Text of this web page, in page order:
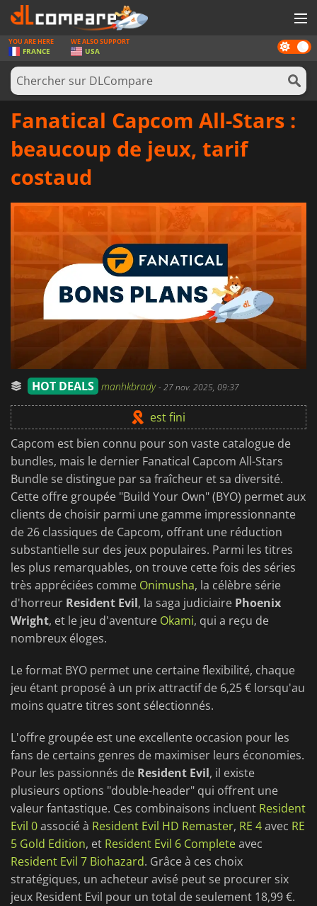
JEUX
CARTES PRÉPAYÉES
LOGICIELS
SE CONNECTER OU S'INSCRIRE
Dark
mode
YOU ARE HERE
FRANCE
WE ALSO SUPPORT
USA
Fanatical Capcom All-Stars :
beaucoup de jeux, tarif
costaud
HOT DEALS manhkbrady-27 nov. 2025, 09:37
est fini
Capcom est bien connu pour son vaste catalogue de
bundles, mais le dernier Fanatical Capcom All-Stars
Bundle se distingue par sa fraîcheur et sa diversité.
Cette offre groupée "Build Your Own" (BYO) permet aux
clients de choisir parmi une gamme impressionnante
de 26 classiques de Capcom, offrant une réduction
substantielle sur des jeux populaires. Parmi les titres
les plus remarquables, on trouve cette fois des séries
très appréciées comme Onimusha, la célèbre série
d'horreur Resident Evil, la saga judiciaire Phoenix
Wright, et le jeu d'aventure Okami, qui a reçu de
nombreux éloges.
Le format BYO permet une certaine flexibilité, chaque
jeu étant proposé à un prix attractif de 6,25 € lorsqu'au
moins quatre titres sont sélectionnés.
L'offre groupée est une excellente occasion pour les
fans de certains genres de maximiser leurs économies.
Pour les passionnés de Resident Evil, il existe
plusieurs options "double-header" qui offrent une
valeur fantastique. Ces combinaisons incluent Resident
Evil 0associé à Resident Evil HD Remaster, RE 4avec RE
5 Gold Edition, et Resident Evil 6 Completeavec
Resident Evil 7 Biohazard. Grâce à ces choix
stratégiques, un acheteur avisé peut se procurer six
jeux Resident Evil pour un total de seulement 18,99 €.